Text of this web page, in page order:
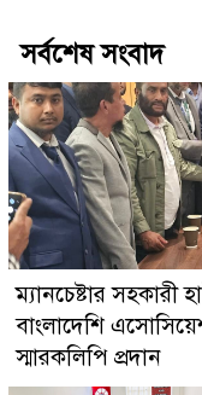
সর্বশেষ সংবাদ
ম্যানচেষ্টার সহকারী
বাংলাদেশি
স্মারকলিপি প্রদান